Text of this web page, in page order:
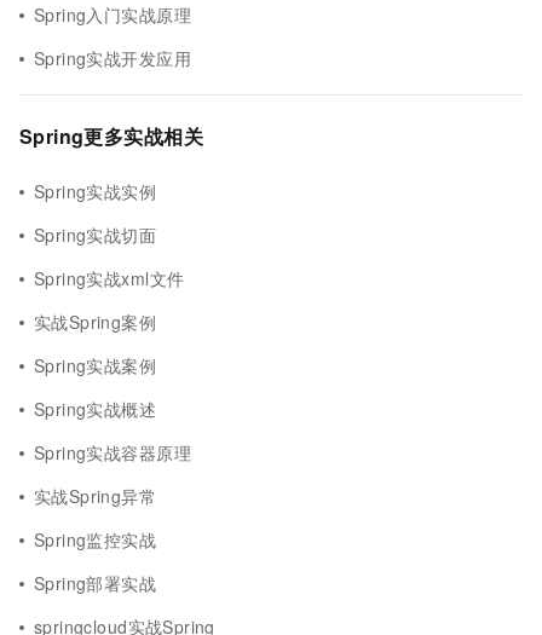
Spring入门实战原理
Spring实战开发应用
Spring更多实战相关
Spring实战实例
Spring实战切面
Spring实战xml文件
实战Spring案例
Spring实战案例
Spring实战概述
Spring实战容器原理
实战Spring异常
Spring监控实战
Spring部署实战
springcloud实战Spring